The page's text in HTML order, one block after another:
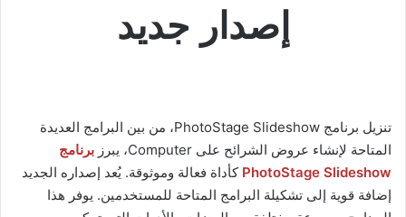
إصدار جديد
تنزيل برنامج PhotoStage Slideshow، من بين البرامج العديدة
المتاحة لإنشاء عروض الشرائح على Computer، يبرز
برنامج
PhotoStage Slideshow كأداة فعالة وموثوقة. يُعد إصداره الجديد
إضافة قوية إلى تشكيلة البرامج المتاحة للمستخدمين. يوفر هذا